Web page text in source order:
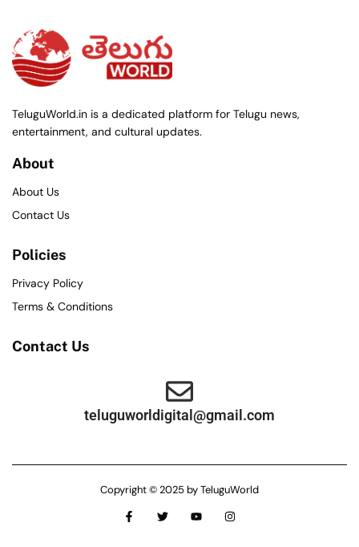
TeluguWorld.in is a dedicated platform for Telugu news,
entertainment, and cultural updates.
About
About Us
Contact Us
Policies
Privacy Policy
Terms & Conditions
Contact Us
teluguworldigital@gmail.com
Copyright © 2025 by TeluguWorld